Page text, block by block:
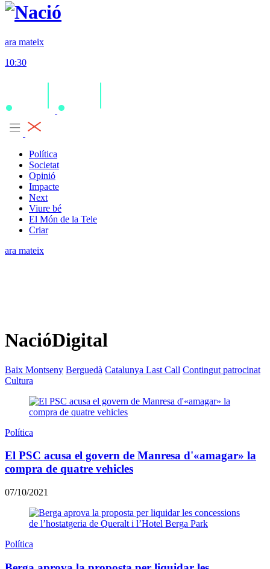
ara mateix
10:30
Política
Societat
Opinió
Impacte
Next
Viure bé
El Món de la Tele
Criar
ara mateix
NacióDigital
Baix Montseny Berguedà Catalunya Last Call Contingut patrocinat
Cultura
Política
El PSC acusa el govern de Manresa d'«amagar» la
compra de quatre vehicles
07/10/2021
Política